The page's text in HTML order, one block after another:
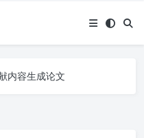
内容生成论文
内容生成论文